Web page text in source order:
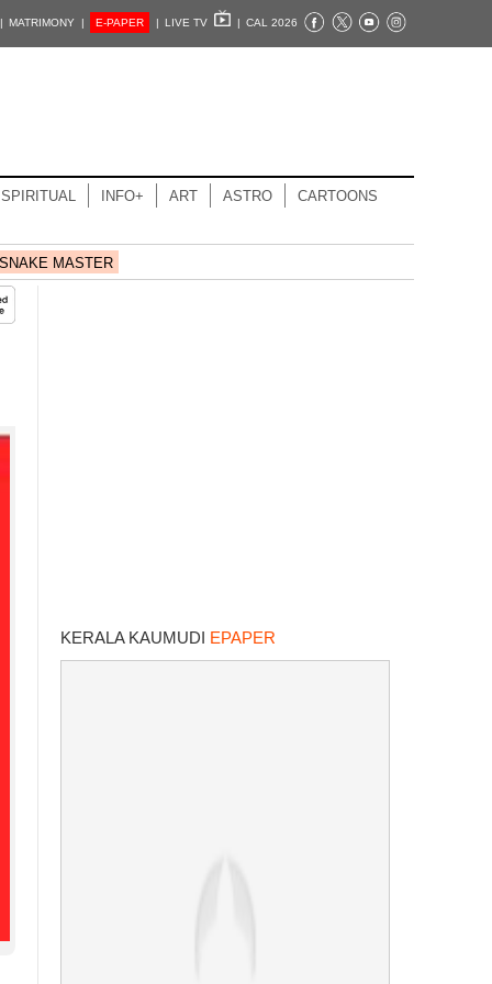
MATRIMONY | E-PAPER | LIVE TV | CAL 2026
SPIRITUAL INFO+ ART ASTRO CARTOONS
MASTER
KERALA KAUMUDI EPAPER